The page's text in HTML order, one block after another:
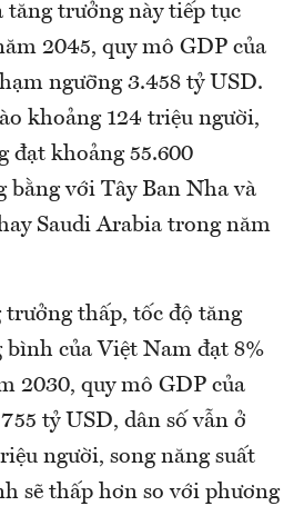
tăng trưởng này tiếp tục
2045, quy mô GDP của
ngưỡng 3.458 tỷ USD.
khoảng 124 triệu người,
đạt khoảng 55.600
bằng với Tây Ban Nha và
Saudi Arabia trong năm
trưởng thấp, tốc độ tăng
của Việt Nam đạt 8%
2030, quy mô GDP của
tỷ USD, dân số vẫn ở
người, song năng suất
sẽ thấp hơn so với phương